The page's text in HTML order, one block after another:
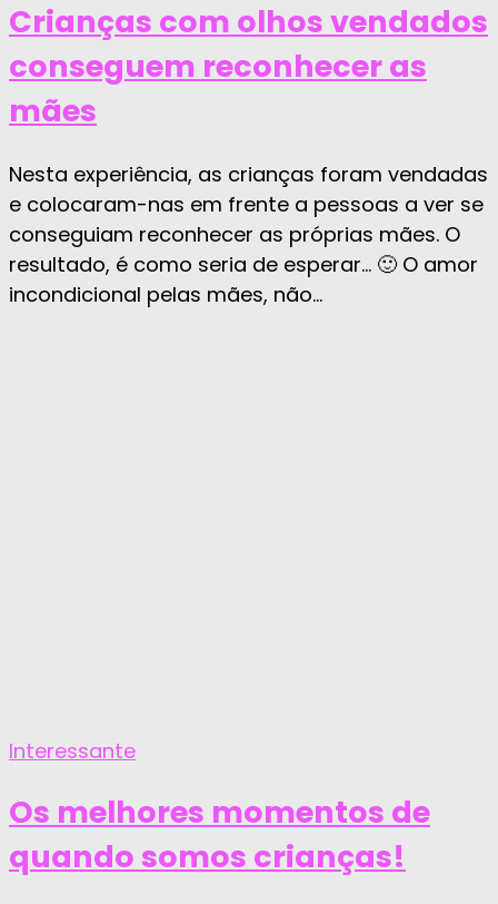
Crianças com olhos vendados
conseguem reconhecer as
mães
Nesta experiência, as crianças foram vendadas
e colocaram-nas em frente a pessoas a ver se
conseguiam reconhecer as próprias mães. O
resultado, é como seria de esperar… 🙂 O amor
incondicional pelas mães, não...
Interessante
Os melhores momentos de
quando somos crianças!